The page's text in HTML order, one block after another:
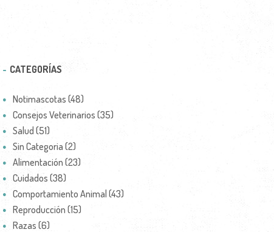
CATEGORÍAS
Notimascotas (48)
Consejos Veterinarios (35)
Salud (51)
Sin Categoria (2)
Alimentación (23)
Cuidados (38)
Comportamiento Animal (43)
Reproducción (15)
Razas (6)